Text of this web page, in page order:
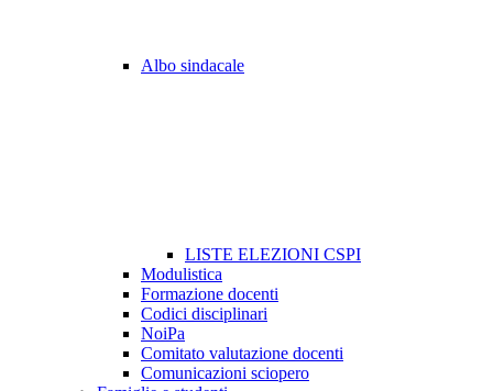
Albo sindacale
LISTE ELEZIONI CSPI
Modulistica
Formazione docenti
Codici disciplinari
NoiPa
Comitato valutazione docenti
Comunicazioni sciopero